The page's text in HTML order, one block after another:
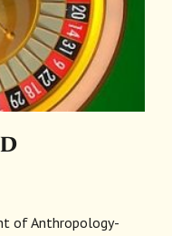
of Anthropology-